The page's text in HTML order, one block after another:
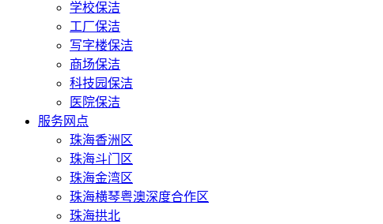
学校保洁
工厂保洁
写字楼保洁
商场保洁
科技园保洁
医院保洁
服务网点
珠海香洲区
珠海斗门区
珠海金湾区
珠海横琴粤澳深度合作区
珠海拱北